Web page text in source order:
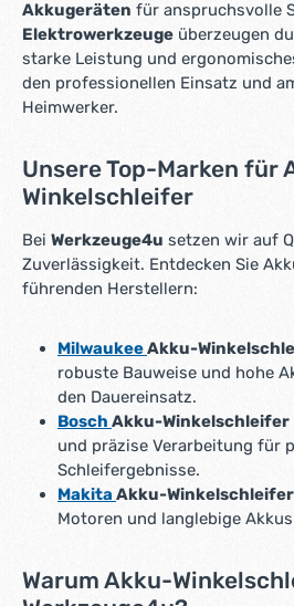
enthalten Leerlaufdrehzahl: 8500
Schleifscheibendurchmesser: 125
Nennaufnahmeleistung: 1200 W
Schiebeschalter Max. Trenntiefe: 33
-
3
W
e
r
a
g
*
*
Akkugeräten für anspruchsvolle
Elektrowerkzeuge überzeugen
starke Leistung und
den professionellen Einsatz und
Heimwerker.
Unsere Top-Marken für
Winkelschleifer
Bei Werkzeuge4u setzen wir auf
Zuverlässigkeit. Entdecken Sie
führenden Herstellern:
MilwaukeeAkku-
robuste Bauweise und hohe
den Dauereinsatz.
Bosch Akku-Winkelschleifer
und präzise Verarbeitung für
Schleifergebnisse.
Makita Akku-Winkelschleifer
Motoren und langlebige
Warum Akku-